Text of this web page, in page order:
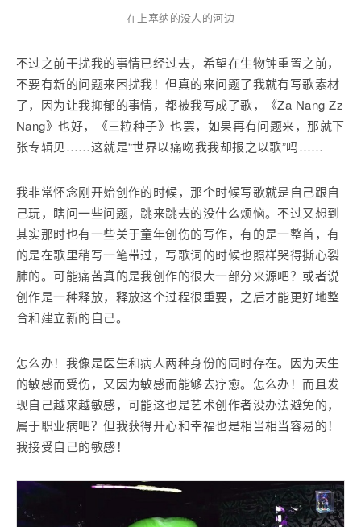
在上塞纳的没人的河边
不过之前干扰我的事情已经过去，希望在生物钟重置之前，
不要有新的问题来困扰我！但真的来问题了我就有写歌素材
了，因为让我抑郁的事情，都被我写成了歌，《Za Nang Zz
Nang》也好，《三粒种子》也罢，如果再有问题来，那就下
张专辑见……这就是“世界以痛吻我我却报之以歌”吗……
我非常怀念刚开始创作的时候，那个时候写歌就是自己跟自
己玩，瞎问一些问题，跳来跳去的没什么烦恼。不过又想到
其实那时也有一些关于童年创伤的写作，有的是一整首，有
的是在歌里稍写一笔带过，写歌词的时候也照样哭得撕心裂
肺的。可能痛苦真的是我创作的很大一部分来源吧？或者说
创作是一种释放，释放这个过程很重要，之后才能更好地整
合和建立新的自己。
怎么办！我像是医生和病人两种身份的同时存在。因为天生
的敏感而受伤，又因为敏感而能够去疗愈。怎么办！而且发
现自己越来越敏感，可能这也是艺术创作者没办法避免的，
属于职业病吧？但我获得开心和幸福也是相当相当容易的！
我接受自己的敏感！